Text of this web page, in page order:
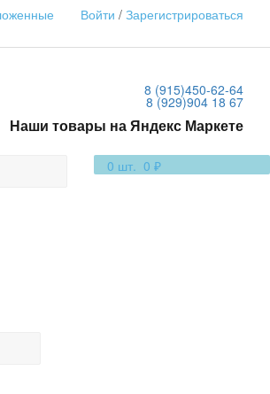
Войти / Зарегистрироваться
8 (915)450-62-64
8 (929)904 18 67
Наши товары на Яндекс Маркете
0 шт. 0 ₽